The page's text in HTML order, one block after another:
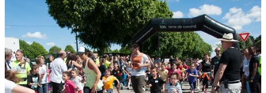
Règlement
Parcours
Résultats
Devenez bénévoles